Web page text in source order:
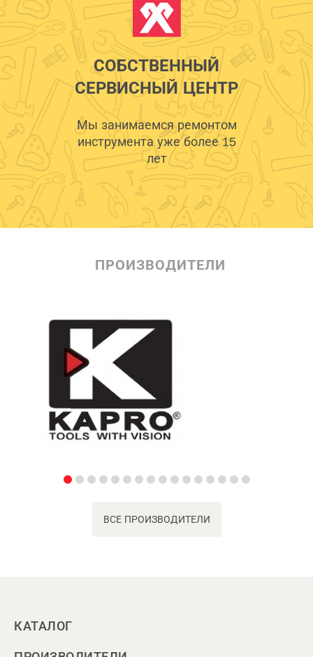
СОБСТВЕННЫЙ
СЕРВИСНЫЙ ЦЕНТР
Мы занимаемся ремонтом
инструмента уже более 15
лет
ПРОИЗВОДИТЕЛИ
ВСЕ ПРОИЗВОДИТЕЛИ
КАТАЛОГ